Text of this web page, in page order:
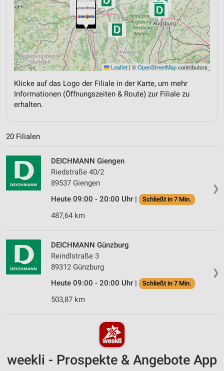
Leaflet | ©OpenStreetMapcontributors
Klicke auf das Logo der Filiale in der Karte, um mehr
Informationen (Öffnungszeiten & Route) zur Filiale zu
erhalten.
20 Filialen
❯
DEICHMANN Giengen
Riedstraße 40/2
89537 Giengen
Heute 09:00 - 20:00 Uhr |
Schließt in 7 Min.
487,64 km
❯
DEICHMANN Günzburg
Reindlstraße 3
89312 Günzburg
Heute 09:00 - 20:00 Uhr |
Schließt in 7 Min.
503,87 km
weekli - Prospekte & Angebote App